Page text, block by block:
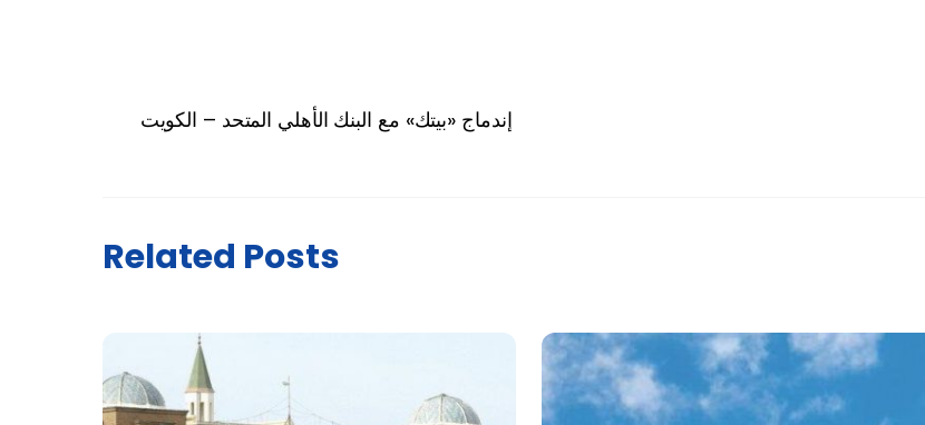
إندماج «بيتك» مع البنك الأهلي المتحد – الكويت
Related Posts